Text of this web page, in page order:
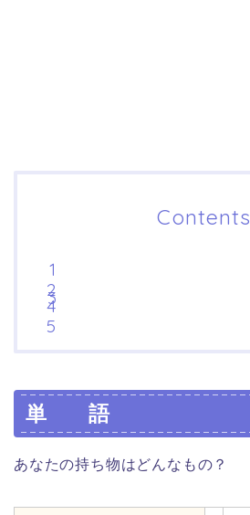
Contents
単 語
あなたの持ち物はどんなもの？